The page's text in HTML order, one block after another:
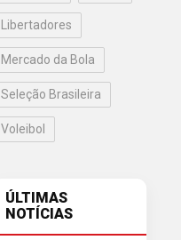
Libertadores
Mercado da Bola
Seleção Brasileira
Voleibol
ÚLTIMAS
NOTÍCIAS